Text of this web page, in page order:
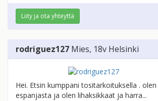
Liity ja ota yhteyttä
rodriguez127 Mies, 18v Helsinki
Hei. Etsin kumppani tositarkoituksella .
espanjasta ja olen lihaksikkaat ja harra...